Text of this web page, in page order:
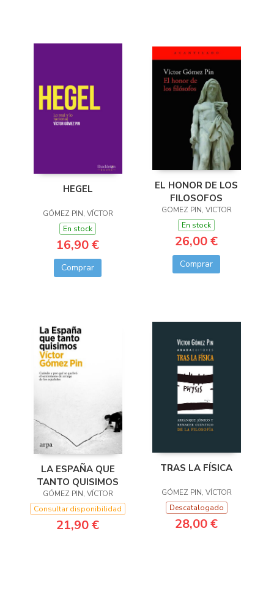
HEGEL
GÓMEZ PIN, VÍCTOR
En stock
16,90 €
Comprar
EL HONOR DE LOS
FILOSOFOS
GOMEZ PIN, VICTOR
En stock
26,00 €
Comprar
LA ESPAÑA QUE
TANTO QUISIMOS
GÓMEZ PIN, VÍCTOR
Consultar disponibilidad
21,90 €
TRAS LA FÍSICA
GÓMEZ PIN, VÍCTOR
Descatalogado
28,00 €